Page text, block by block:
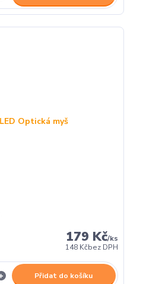
179 Kč/ks
148 Kčbez DPH
Přidat do košíku